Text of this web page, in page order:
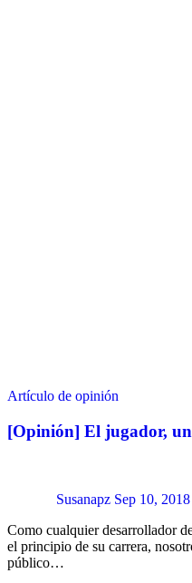
Artículo de opinión
[Opinión] El jugador,
Susanapz Sep 10, 2018
Como cualquier desarrollador
el principio de su carrera,
público…